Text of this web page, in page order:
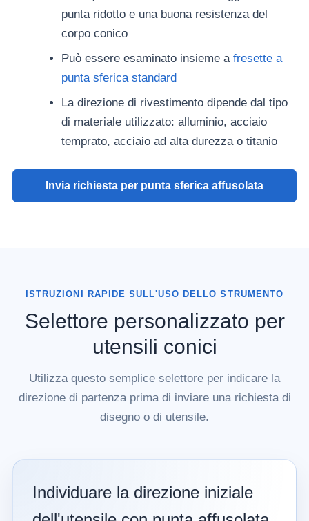
punta ridotto e una buona resistenza del
corpo conico
Può essere esaminato insieme a fresette a
punta sferica standard
La direzione di rivestimento dipende dal tipo
di materiale utilizzato: alluminio, acciaio
temprato, acciaio ad alta durezza o titanio
Invia richiesta per punta sferica affusolata
ISTRUZIONI RAPIDE SULL'USO DELLO STRUMENTO
Selettore personalizzato per
utensili conici
Utilizza questo semplice selettore per indicare la
direzione di partenza prima di inviare una richiesta di
disegno o di utensile.
Individuare la direzione iniziale